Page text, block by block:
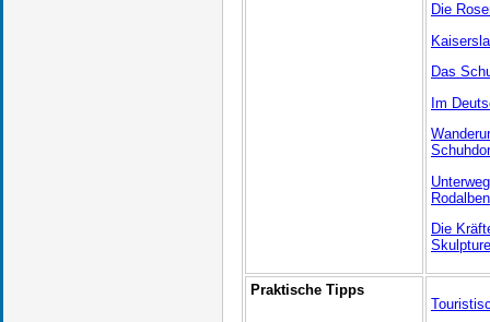
Die
Das
Im
Rodalben
Die
Praktische Tipps